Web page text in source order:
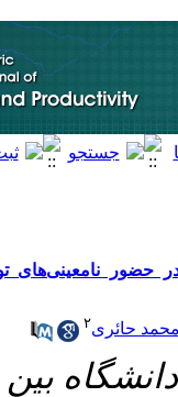
نامعینی‌های توان
حائری
بین